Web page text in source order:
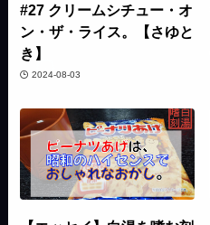
#27 クリームシチュー・オ
ン・ザ・ライス。【さゆと
き】
2024-08-03